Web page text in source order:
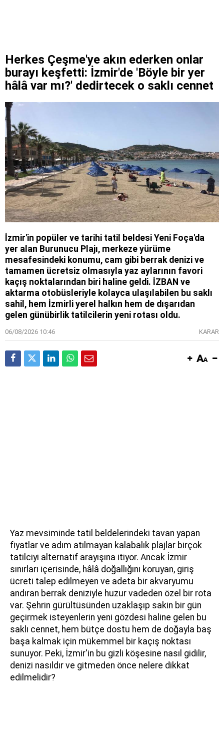
Herkes Çeşme'ye akın ederken onlar
burayı keşfetti: İzmir'de 'Böyle bir yer
hâlâ var mı?' dedirtecek o saklı cennet
İzmir'in popüler ve tarihi tatil beldesi Yeni Foça'da
yer alan Burunucu Plajı, merkeze yürüme
mesafesindeki konumu, cam gibi berrak denizi ve
tamamen ücretsiz olmasıyla yaz aylarının favori
kaçış noktalarından biri haline geldi. İZBAN ve
aktarma otobüsleriyle kolayca ulaşılabilen bu saklı
sahil, hem İzmirli yerel halkın hem de dışarıdan
gelen günübirlik tatilcilerin yeni rotası oldu.
06/08/2026 10:46 KARAR
Yaz mevsiminde tatil beldelerindeki tavan yapan
fiyatlar ve adım atılmayan kalabalık plajlar birçok
tatilciyi alternatif arayışına itiyor. Ancak İzmir
sınırları içerisinde, hâlâ doğallığını koruyan, giriş
ücreti talep edilmeyen ve adeta bir akvaryumu
andıran berrak deniziyle huzur vadeden özel bir rota
var. Şehrin gürültüsünden uzaklaşıp sakin bir gün
geçirmek isteyenlerin yeni gözdesi haline gelen bu
saklı cennet, hem bütçe dostu hem de doğayla baş
başa kalmak için mükemmel bir kaçış noktası
sunuyor. Peki, İzmir'in bu gizli köşesine nasıl gidilir,
denizi nasıldır ve gitmeden önce nelere dikkat
edilmelidir?